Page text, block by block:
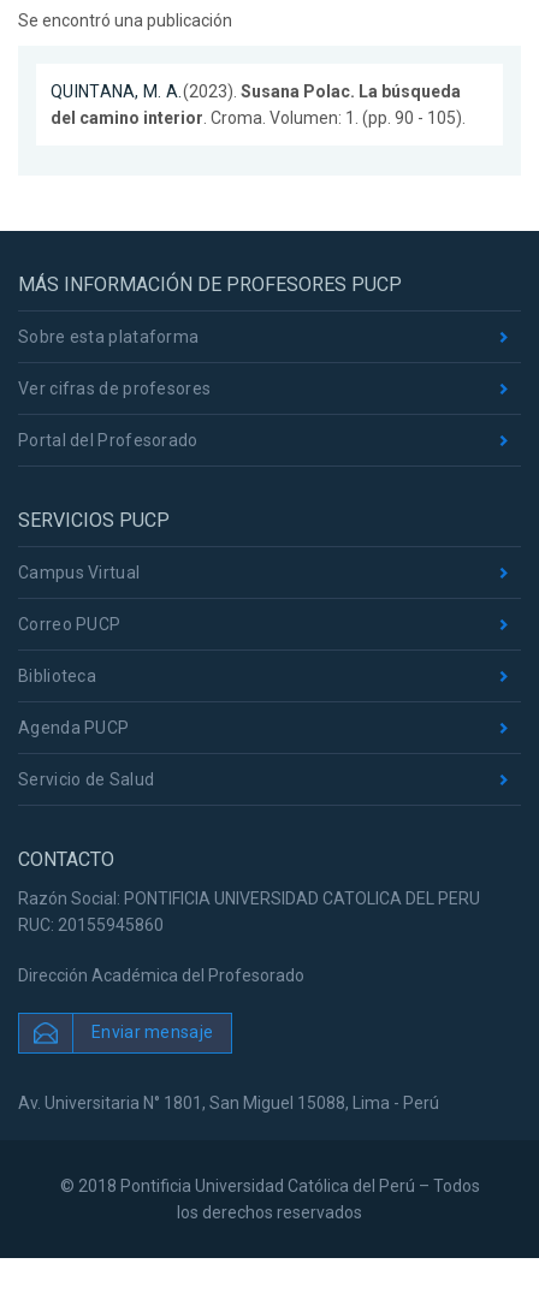
Se encontró una publicación
QUINTANA, M. A.(2023). Susana Polac. La búsqueda
del camino interior. Croma. Volumen: 1. (pp. 90 - 105).
MÁS INFORMACIÓN DE PROFESORES PUCP
Sobre esta plataforma
Ver cifras de profesores
Portal del Profesorado
SERVICIOS PUCP
Campus Virtual
Correo PUCP
Biblioteca
Agenda PUCP
Servicio de Salud
CONTACTO
Razón Social: PONTIFICIA UNIVERSIDAD CATOLICA DEL PERU
RUC: 20155945860
Dirección Académica del Profesorado
Enviar mensaje
Av. Universitaria N° 1801, San Miguel 15088, Lima - Perú
© 2018 Pontificia Universidad Católica del Perú – Todos
los derechos reservados